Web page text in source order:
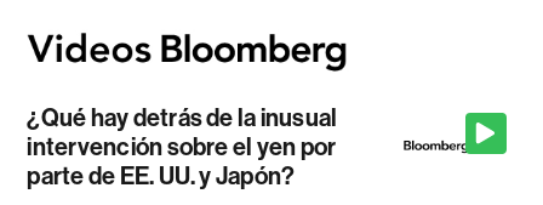
¿Qué hay detrás de la inusual
intervención sobre el yen por
parte de EE. UU. y Japón?